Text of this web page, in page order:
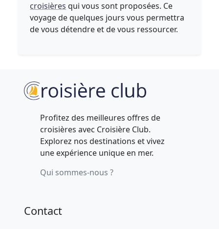
croisières qui vous sont proposées. Ce
voyage de quelques jours vous permettra
de vous détendre et de vous ressourcer.
Profitez des meilleures offres de
croisières avec Croisière Club.
Explorez nos destinations et vivez
une expérience unique en mer.
Qui sommes-nous ?
Contact